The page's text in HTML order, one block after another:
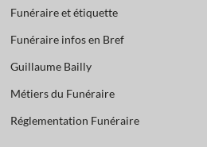
Funéraire et étiquette
Funéraire infos en Bref
Guillaume Bailly
Métiers du Funéraire
Réglementation Funéraire